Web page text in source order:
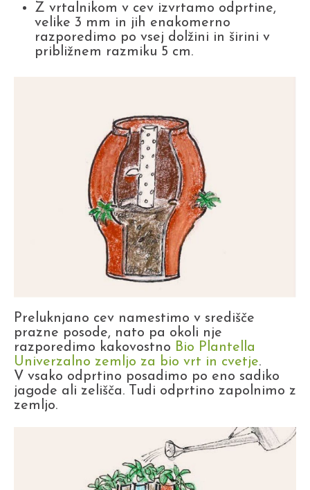
Z vrtalnikom v cev izvrtamo odprtine,
velike 3 mm in jih enakomerno
razporedimo po vsej dolžini in širini v
približnem razmiku 5 cm.
Preluknjano cev namestimo v središče
prazne posode, nato pa okoli nje
razporedimo kakovostno Bio Plantella
Univerzalno zemljo za bio vrt in cvetje.
V vsako odprtino posadimo po eno sadiko
jagode ali zelišča. Tudi odprtino zapolnimo z
zemljo.